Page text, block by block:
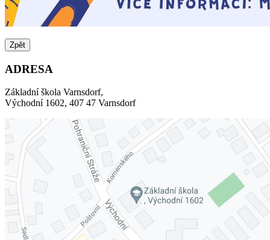
Zpět
ADRESA
Základní škola Varnsdorf,
Východní 1602, 407 47 Varnsdorf